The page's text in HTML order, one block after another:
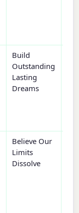
Build
Outstanding
Lasting
Dreams
Believe Our
Limits
Dissolve